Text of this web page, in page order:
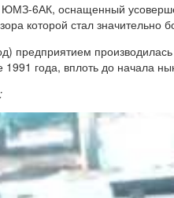
6АК, оснащенный
которой стал значительно
предприятием
1991 года, вплоть до